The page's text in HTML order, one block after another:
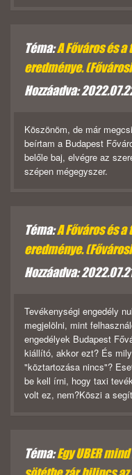
Téma:A Főváros és
eredménye.
Hozzáadva:
Köszönöm, de már
beírtam a Budapest
belőle baj, elvégre az
szépen mégegyszer.
Téma:A Főváros és
eredménye.
Hozzáadva:
Tevékenységi engedély
megjelölni, mint
engedélyek Budapest
kiállító, akkor ezt? És
"köztartozása nincs"?
be kell írni, hogy taxi
volt ez, nem?Köszi a
Téma:Egy UBER